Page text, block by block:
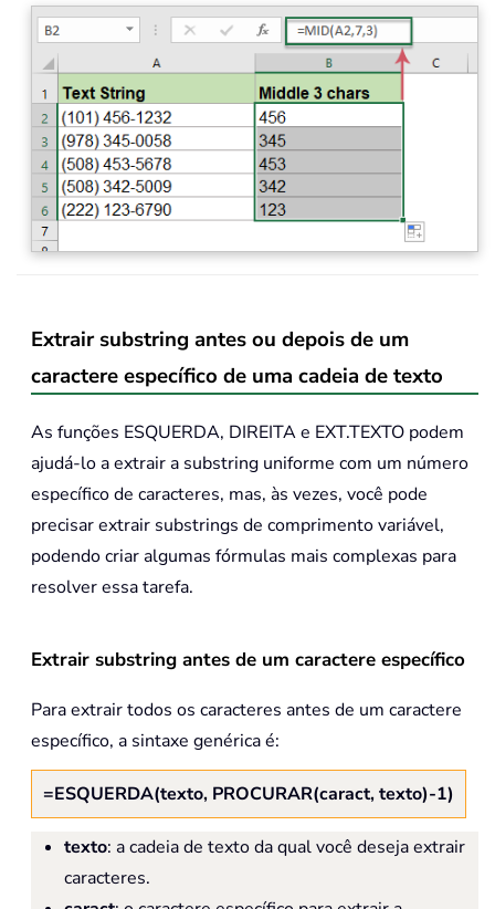
Extrair substring antes ou depois de um
caractere específico de uma cadeia de texto
As funções ESQUERDA, DIREITA e EXT.TEXTO podem
ajudá-lo a extrair a substring uniforme com um número
específico de caracteres, mas, às vezes, você pode
precisar extrair substrings de comprimento variável,
podendo criar algumas fórmulas mais complexas para
resolver essa tarefa.
Extrair substring antes de um caractere específico
Para extrair todos os caracteres antes de um caractere
específico, a sintaxe genérica é:
=ESQUERDA(texto, PROCURAR(caract, texto)-1)
texto: a cadeia de texto da qual você deseja extrair
caracteres.